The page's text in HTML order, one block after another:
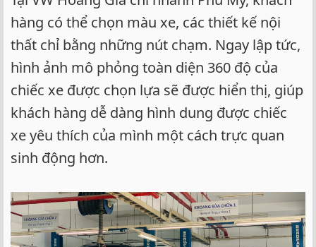
hàng có thể chọn màu xe, các thiết kế nội
thất chỉ bằng những nút chạm. Ngay lập tức,
hình ảnh mô phỏng toàn diện 360 độ của
chiếc xe được chọn lựa sẽ được hiển thị, giúp
khách hàng dễ dàng hình dung được chiếc
xe yêu thích của mình một cách trực quan
sinh động hơn.